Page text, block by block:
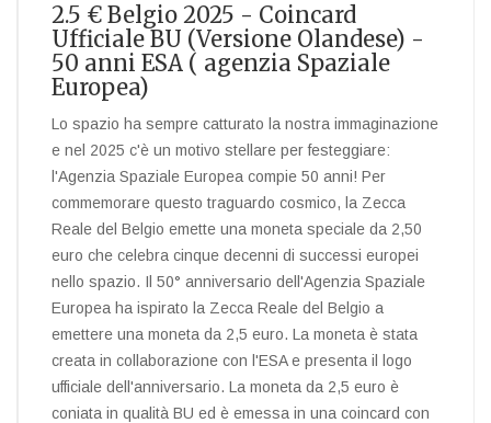
2.5 € Belgio 2025 - Coincard
Ufficiale BU (Versione Olandese) -
50 anni ESA ( agenzia Spaziale
Europea)
Lo spazio ha sempre catturato la nostra immaginazione
e nel 2025 c'è un motivo stellare per festeggiare:
l'Agenzia Spaziale Europea compie 50 anni! Per
commemorare questo traguardo cosmico, la Zecca
Reale del Belgio emette una moneta speciale da 2,50
euro che celebra cinque decenni di successi europei
nello spazio. Il 50° anniversario dell'Agenzia Spaziale
Europea ha ispirato la Zecca Reale del Belgio a
emettere una moneta da 2,5 euro. La moneta è stata
creata in collaborazione con l'ESA e presenta il logo
ufficiale dell'anniversario. La moneta da 2,5 euro è
coniata in qualità BU ed è emessa in una coincard con